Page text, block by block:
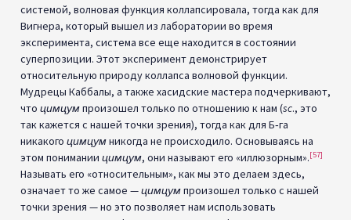
системой, волновая функция коллапсировала, тогда как для
Вигнера, который вышел из лаборатории во время
эксперимента, система все еще находится в состоянии
суперпозиции. Этот эксперимент демонстрирует
относительную природу коллапса волновой функции.
Мудрецы Каббалы, а также хасидские мастера подчеркивают,
что цимцумпроизошел только по отношению к нам (sc., это
так кажется с нашей точки зрения), тогда как для Б‑га
никакого цимцумникогда не происходило. Основываясь на
этом понимании цимцум, они называют его «иллюзорным».[57]
Называть его «относительным», как мы это делаем здесь,
означает то же самое —цимцумпроизошел только с нашей
точки зрения — но это позволяет нам использовать